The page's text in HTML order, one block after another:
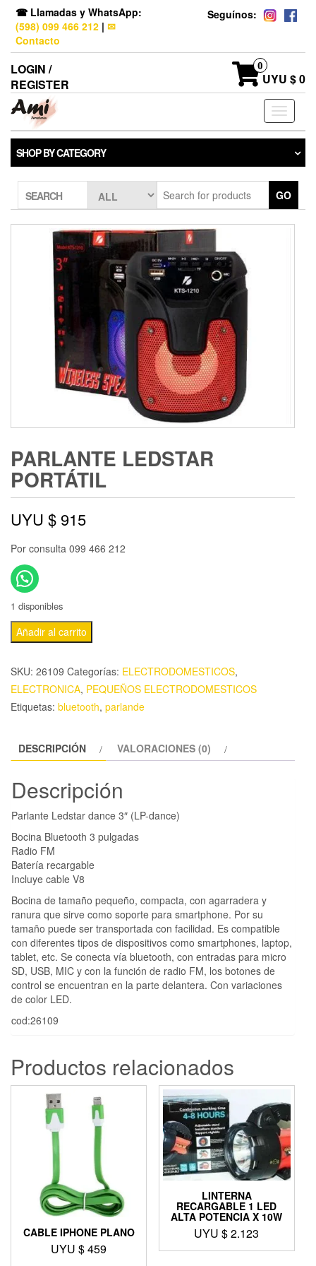
☎ Llamadas y WhatsApp:
(598) 099 466 212 | ✉
Contacto
Seguínos:
LOGIN /
REGISTER
0
UYU $ 0
Toggle
SHOP BY CATEGORY
SEARCH GO
PARLANTE LEDSTAR
PORTÁTIL
UYU $ 915
Por consulta 099 466 212
1 disponibles
Añadir al carrito
SKU: 26109 Categorías: ELECTRODOMESTICOS,
ELECTRONICA, PEQUEÑOS ELECTRODOMESTICOS
Etiquetas: bluetooth, parlande
DESCRIPCIÓN VALORACIONES (0)
Descripción
Parlante Ledstar dance 3″ (LP-dance)
Bocina Bluetooth 3 pulgadas
Radio FM
Batería recargable
Incluye cable V8
Bocina de tamaño pequeño, compacta, con agarradera y
ranura que sirve como soporte para smartphone. Por su
tamaño puede ser transportada con facilidad. Es compatible
con diferentes tipos de dispositivos como smartphones, laptop,
tablet, etc. Se conecta vía bluetooth, con entradas para micro
SD, USB, MIC y con la función de radio FM, los botones de
control se encuentran en la parte delantera. Con variaciones
de color LED.
cod:26109
Productos relacionados
CABLE IPHONE PLANO
UYU $459
LINTERNA
RECARGABLE 1 LED
ALTA POTENCIA X 10W
UYU $2.123